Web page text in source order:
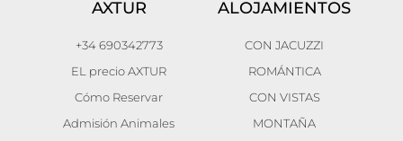
AXTUR
+34 690342773
EL precio AXTUR
Cómo Reservar
Admisión Animales
ALOJAMIENTOS
CON JACUZZI
ROMÁNTICA
CON VISTAS
MONTAÑA